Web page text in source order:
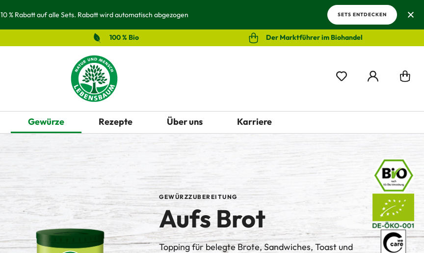
10 % Rabatt auf alle Sets. Rabatt wird automatisch abgezogen SETS ENTDECKEN
100 % Bio Der Marktführer im Biohandel
Gewürze Rezepte Über uns Karriere
GEWÜRZZUBEREITUNG
Aufs Brot
Topping für belegte Brote, Sandwiches, Toast und